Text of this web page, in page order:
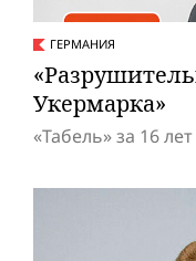
ГЕРМАНИЯ
Укермарка»
«Табель» за 16